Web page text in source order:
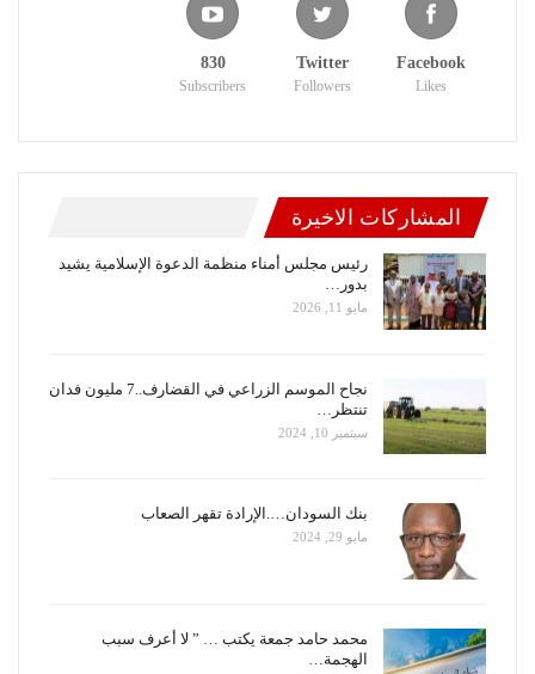
Facebook
Likes
Twitter
Followers
830
Subscribers
المشاركات الاخيرة
رئيس مجلس أمناء منظمة الدعوة الإسلامية يشيد
بدور…
مايو 11, 2026
نجاح الموسم الزراعي في القضارف..7 مليون فدان
تنتظر…
سبتمبر 10, 2024
بنك السودان….الإرادة تقهر الصعاب
مايو 29, 2024
محمد حامد جمعة يكتب … ” لا أعرف سبب
الهجمة…